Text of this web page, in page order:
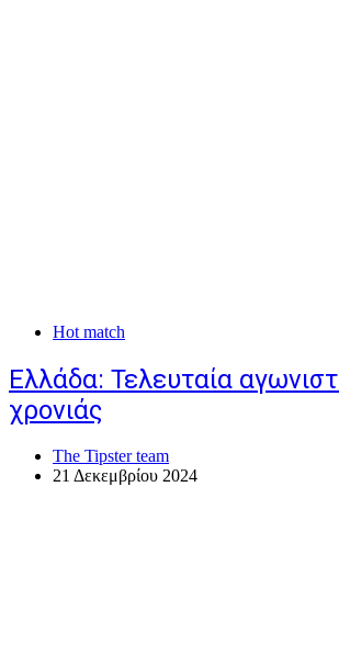
Hot match
Ελλάδα: Τελευταία
χρονιάς
The Tipster team
21 Δεκεμβρίου 2024